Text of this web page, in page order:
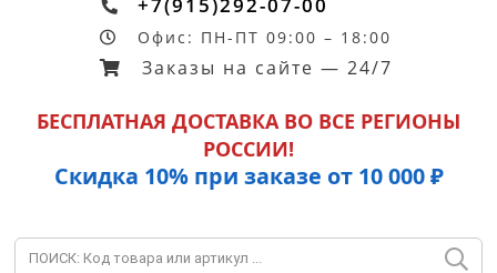
Офис: ПН-ПТ 09:00 – 18:00
Заказы на сайте — 24/7
БЕСПЛАТНАЯ ДОСТАВКА ВО ВСЕ РЕГИОНЫ
РОССИИ!
Скидка 10% при заказе от 10 000 ₽